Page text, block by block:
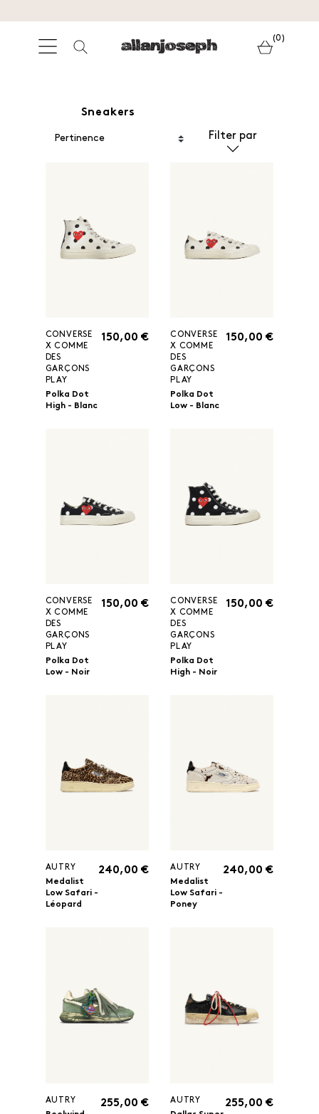
(0)
Sneakers
Filter par
CONVERSE
X COMME
DES
GARÇONS
PLAY
Polka Dot
High - Blanc
150,00 €
CONVERSE
X COMME
DES
GARÇONS
PLAY
Polka Dot
Low - Blanc
150,00 €
CONVERSE
X COMME
DES
GARÇONS
PLAY
Polka Dot
Low - Noir
150,00 €
CONVERSE
X COMME
DES
GARÇONS
PLAY
Polka Dot
High - Noir
150,00 €
AUTRY
Medalist
Low Safari -
Léopard
240,00 €
AUTRY
Medalist
Low Safari -
Poney
240,00 €
AUTRY
255,00 €
AUTRY
255,00 €